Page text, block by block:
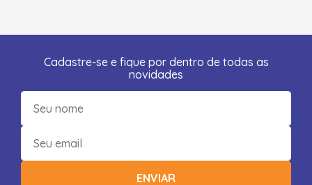
Cadastre-se e fique por dentro de todas as
novidades
ENVIAR